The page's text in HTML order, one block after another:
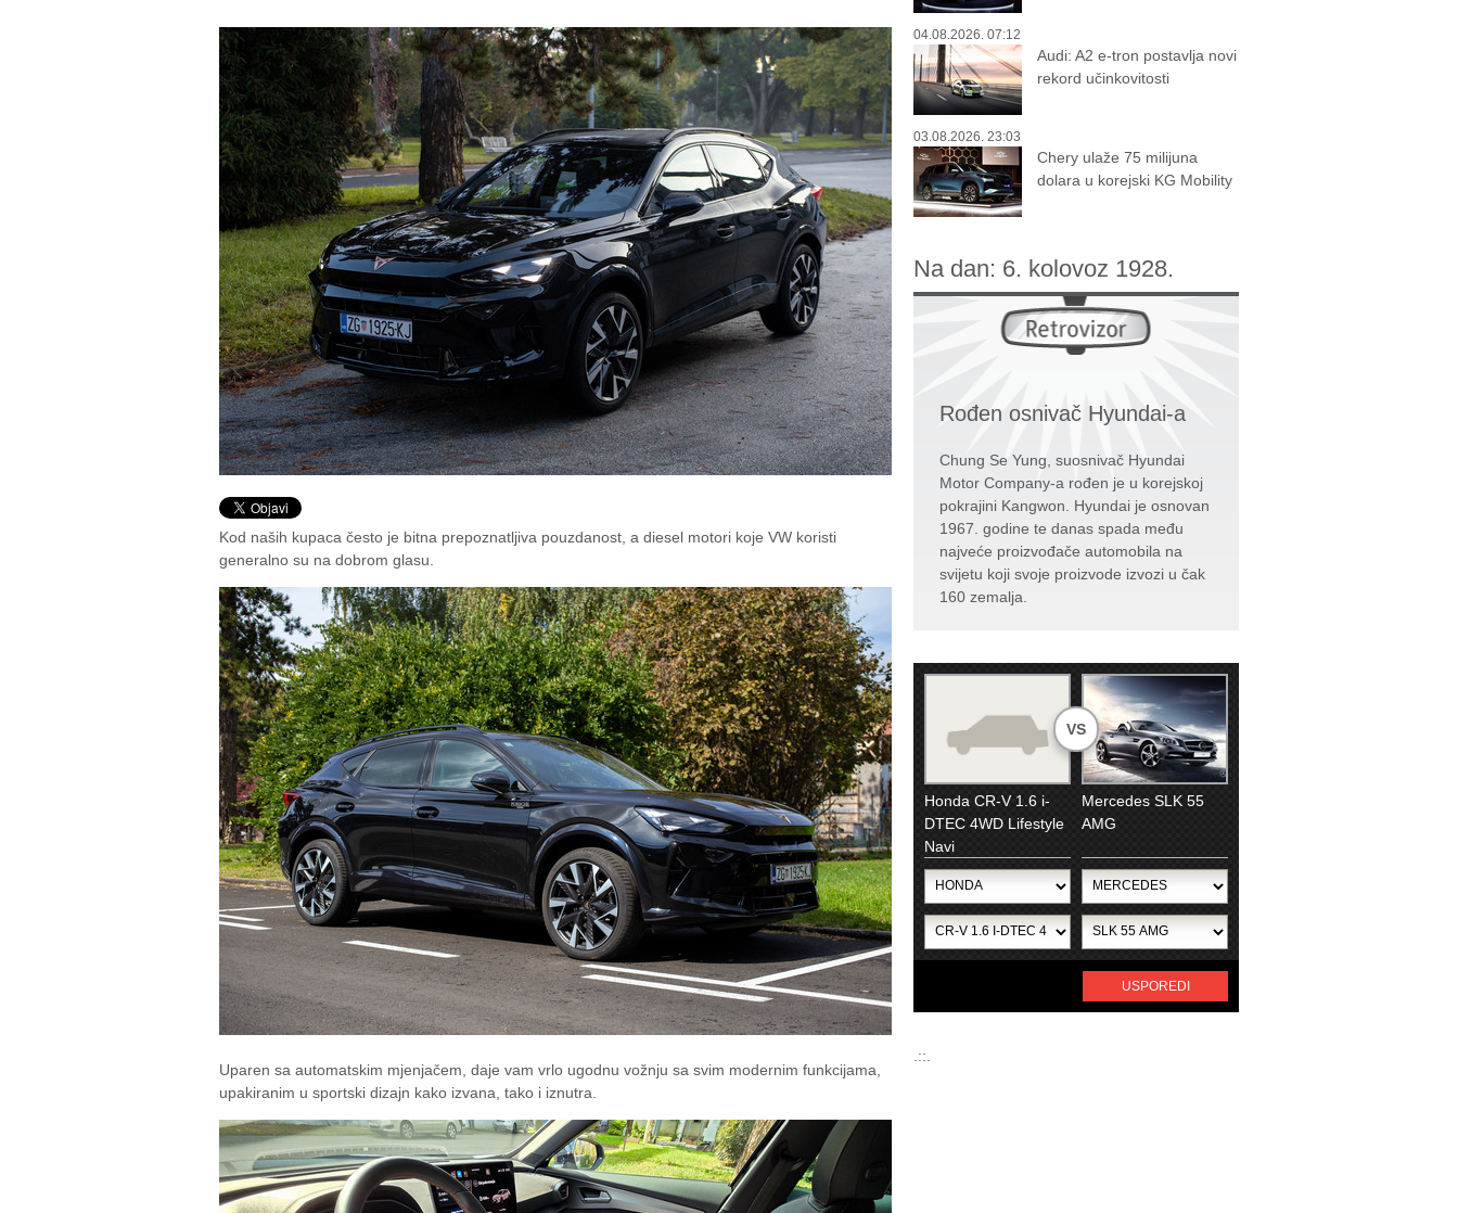
Kod naših kupaca često je bitna prepoznatljiva pouzdanost, a diesel motori koje VW koristi
generalno su na dobrom glasu.
Uparen sa automatskim mjenjačem, daje vam vrlo ugodnu vožnju sa svim modernim funkcijama,
upakiranim u sportski dizajn kako izvana, tako i iznutra.
04.08.2026. 07:12
Audi: A2 e-tron postavlja novi
rekord učinkovitosti
03.08.2026. 23:03
Chery ulaže 75 milijuna
dolara u korejski KG Mobility
Na dan: 6. kolovoz 1928.
Rođen osnivač Hyundai-a
Chung Se Yung, suosnivač Hyundai
Motor Company-a rođen je u korejskoj
pokrajini Kangwon. Hyundai je osnovan
1967. godine te danas spada među
najveće proizvođače automobila na
svijetu koji svoje proizvode izvozi u čak
160 zemalja.
VS
Honda CR-V 1.6 i-
DTEC 4WD Lifestyle
Navi
Mercedes SLK 55
AMG
USPOREDI
.::.